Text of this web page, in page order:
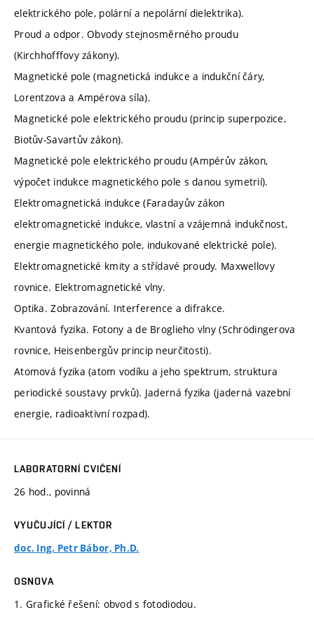
elektrického pole, polární a nepolární dielektrika).
Proud a odpor. Obvody stejnosměrného proudu
(Kirchhofffovy zákony).
Magnetické pole (magnetická indukce a indukční čáry,
Lorentzova a Ampérova síla).
Magnetické pole elektrického proudu (princip superpozice,
Biotův-Savartův zákon).
Magnetické pole elektrického proudu (Ampérův zákon,
výpočet indukce magnetického pole s danou symetrií).
Elektromagnetická indukce (Faradayův zákon
elektromagnetické indukce, vlastní a vzájemná indukčnost,
energie magnetického pole, indukované elektrické pole).
Elektromagnetické kmity a střídavé proudy. Maxwellovy
rovnice. Elektromagnetické vlny.
Optika. Zobrazování. Interference a difrakce.
Kvantová fyzika. Fotony a de Broglieho vlny (Schrödingerova
rovnice, Heisenbergův princip neurčitosti).
Atomová fyzika (atom vodíku a jeho spektrum, struktura
periodické soustavy prvků). Jaderná fyzika (jaderná vazební
energie, radioaktivní rozpad).
LABORATORNÍ CVIČENÍ
26 hod., povinná
VYUČUJÍCÍ / LEKTOR
doc. Ing. Petr Bábor, Ph.D.
OSNOVA
1. Grafické řešení: obvod s fotodiodou.